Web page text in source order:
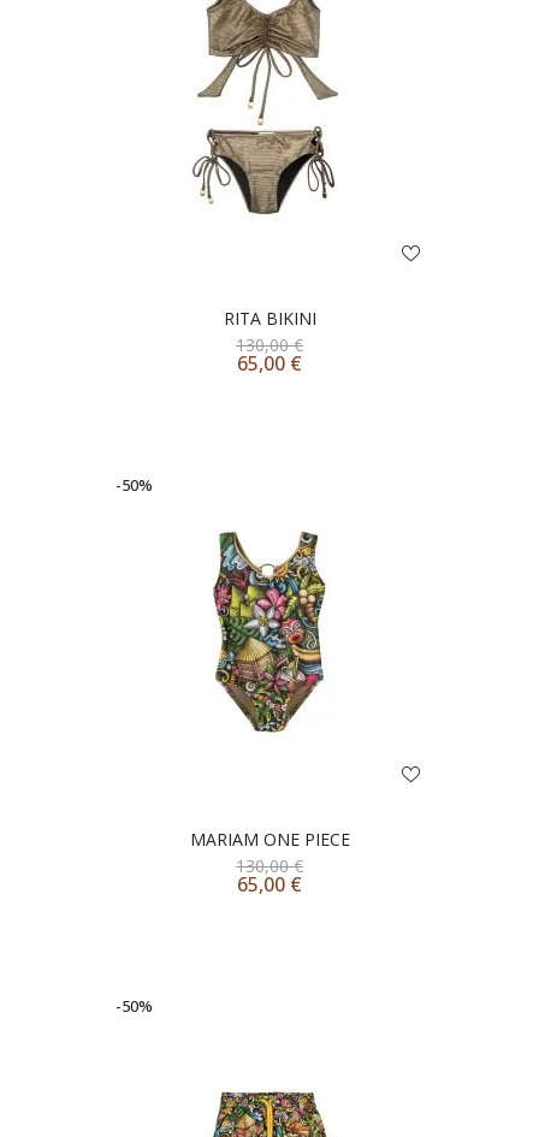
RITA BIKINI
130,00€
65,00 €
-50%
MARIAM ONE PIECE
130,00€
65,00 €
-50%